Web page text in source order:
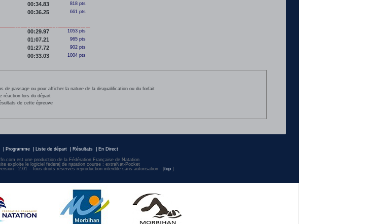
00:34.83 818 pts
00:36.25 661 pts
00:29.97 1053 pts
01:07.21 965 pts
01:27.72 902 pts
00:33.03 1004 pts
de passage ou pour afficher la nature de la disqualification ou du forfait
réaction lors du départ
de cette épreuve
Programme Liste de départ Résultats En Direct
est une production de la Fédération Française de Natation
exploite le logiciel fédéral de natation course : extraNat-Pocket
: 2.01 - Tous droits réservés reproduction interdite sans autorisation
[top ]